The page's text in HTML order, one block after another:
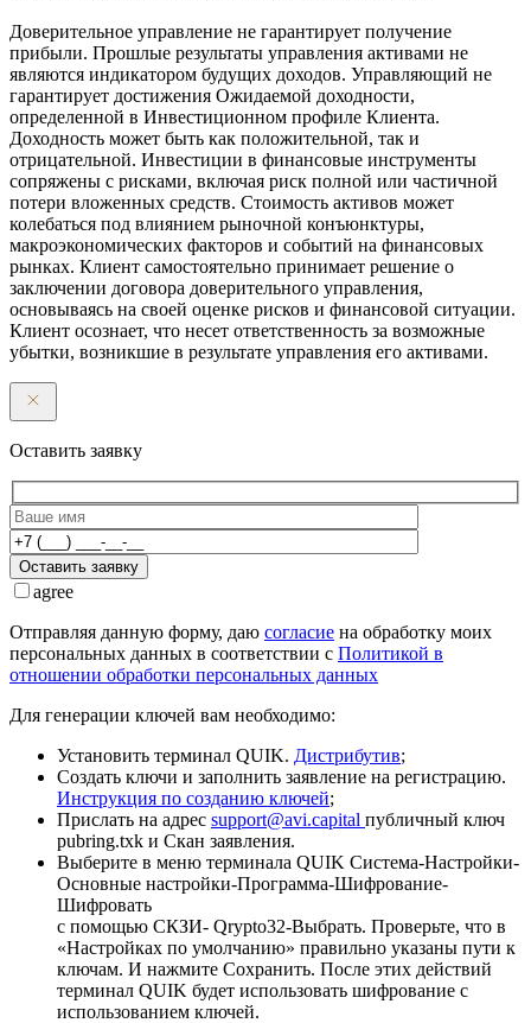
Доверительное управление не гарантирует получение
прибыли. Прошлые результаты управления активами не
являются индикатором будущих доходов. Управляющий не
гарантирует достижения Ожидаемой доходности,
определенной в Инвестиционном профиле Клиента.
Доходность может быть как положительной, так и
отрицательной. Инвестиции в финансовые инструменты
сопряжены с рисками, включая риск полной или частичной
потери вложенных средств. Стоимость активов может
колебаться под влиянием рыночной конъюнктуры,
макроэкономических факторов и событий на финансовых
рынках. Клиент самостоятельно принимает решение о
заключении договора доверительного управления,
основываясь на своей оценке рисков и финансовой ситуации.
Клиент осознает, что несет ответственность за возможные
убытки, возникшие в результате управления его активами.
Оставить заявку
Оставить заявку
agree
Отправляя данную форму, даю согласие на обработку моих
персональных данных в соответствии с Политикой в
отношении обработки персональных данных
Для генерации ключей вам необходимо:
Установить терминал QUIK. Дистрибутив;
Создать ключи и заполнить заявление на регистрацию.
Инструкция по созданию ключей;
Прислать на адрес support@avi.capital публичный ключ
pubring.txk и Скан заявления.
Выберите в меню терминала QUIK Система-Настройки-
Основные настройки-Программа-Шифрование-
Шифровать
с помощью СКЗИ- Qrypto32-Выбрать. Проверьте, что в
«Настройках по умолчанию» правильно указаны пути к
ключам. И нажмите Сохранить. После этих действий
терминал QUIK будет использовать шифрование с
использованием ключей.